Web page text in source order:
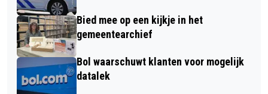
Bied mee op een kijkje in het
gemeentearchief
Bol waarschuwt klanten voor mogelijk
datalek